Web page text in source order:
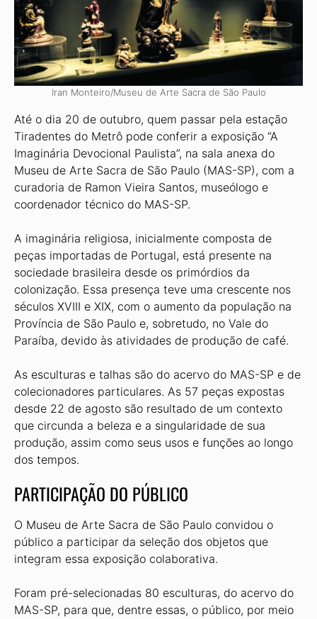
Iran Monteiro/Museu de Arte Sacra de São Paulo
Até o dia 20 de outubro, quem passar pela estação
Tiradentes do Metrô pode conferir a exposição “A
Imaginária Devocional Paulista”, na sala anexa do
Museu de Arte Sacra de São Paulo (MAS-SP), com a
curadoria de Ramon Vieira Santos, museólogo e
coordenador técnico do MAS-SP.
A imaginária religiosa, inicialmente composta de
peças importadas de Portugal, está presente na
sociedade brasileira desde os primórdios da
colonização. Essa presença teve uma crescente nos
séculos XVIII e XIX, com o aumento da população na
Província de São Paulo e, sobretudo, no Vale do
Paraíba, devido às atividades de produção de café.
As esculturas e talhas são do acervo do MAS-SP e de
colecionadores particulares. As 57 peças expostas
desde 22 de agosto são resultado de um contexto
que circunda a beleza e a singularidade de sua
produção, assim como seus usos e funções ao longo
dos tempos.
PARTICIPAÇÃO DO PÚBLICO
O Museu de Arte Sacra de São Paulo convidou o
público a participar da seleção dos objetos que
integram essa exposição colaborativa.
Foram pré-selecionadas 80 esculturas, do acervo do
MAS-SP, para que, dentre essas, o público, por meio